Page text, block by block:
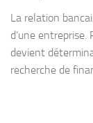
La relation
d’une
devient
recherche de